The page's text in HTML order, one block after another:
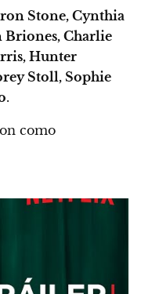
Stone, Cynthia
Charlie
Hunter
Stoll, Sophie
.
como